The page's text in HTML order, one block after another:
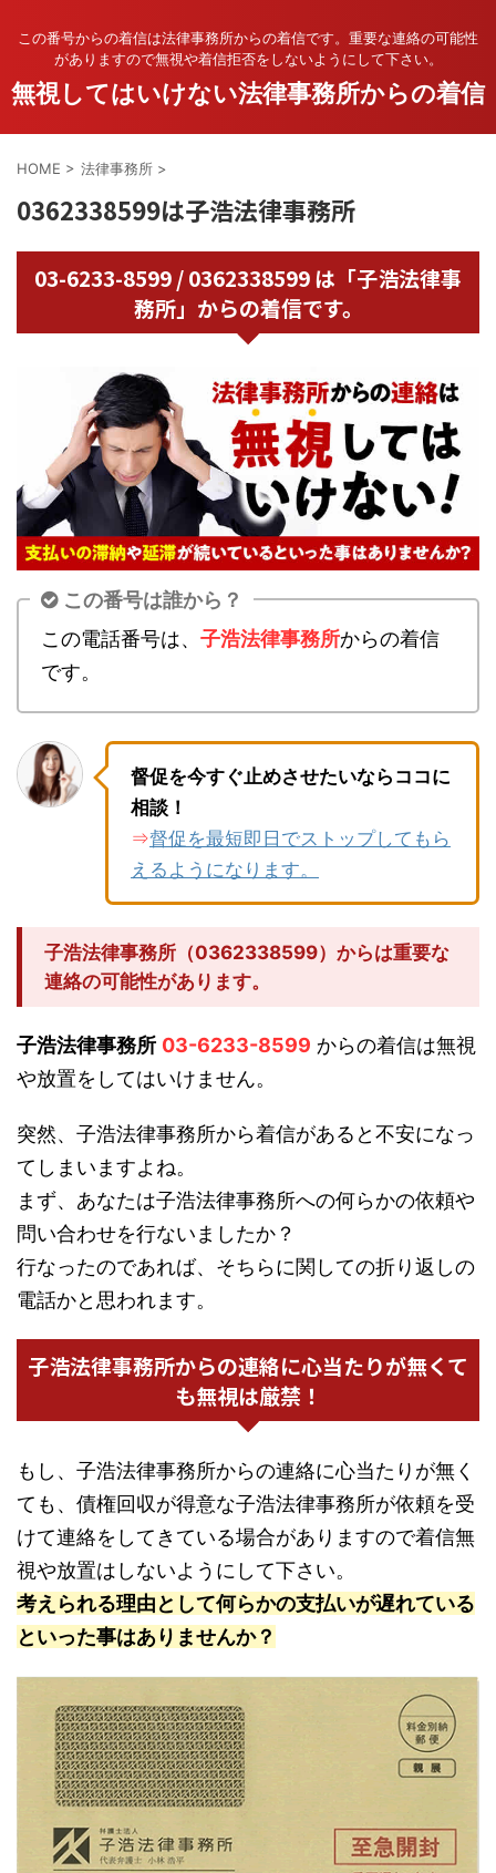
この番号からの着信は法律事務所からの着信です。重要な連絡の可能性
がありますので無視や着信拒否をしないようにして下さい。
無視してはいけない法律事務所からの着信
HOME > 法律事務所 >
0362338599は子浩法律事務所
03-6233-8599 / 0362338599 は「子浩法律事
務所」からの着信です。
この番号は誰から？
この電話番号は、 子浩法律事務所からの着信
です。
督促を今すぐ止めさせたいならココに
相談！
⇒督促を最短即日でストップしてもら
えるようになります。
子浩法律事務所（0362338599）からは重要な
連絡の可能性があります。
子浩法律事務所 03-6233-8599 からの着信は無視
や放置をしてはいけません。
突然、子浩法律事務所から着信があると不安になっ
てしまいますよね。
まず、あなたは子浩法律事務所への何らかの依頼や
問い合わせを行ないましたか？
行なったのであれば、そちらに関しての折り返しの
電話かと思われます。
子浩法律事務所からの連絡に心当たりが無くて
も無視は厳禁！
もし、子浩法律事務所からの連絡に心当たりが無く
ても、債権回収が得意な子浩法律事務所が依頼を受
けて連絡をしてきている場合がありますので着信無
視や放置はしないようにして下さい。
考えられる理由として何らかの支払いが遅れている
といった事はありませんか？